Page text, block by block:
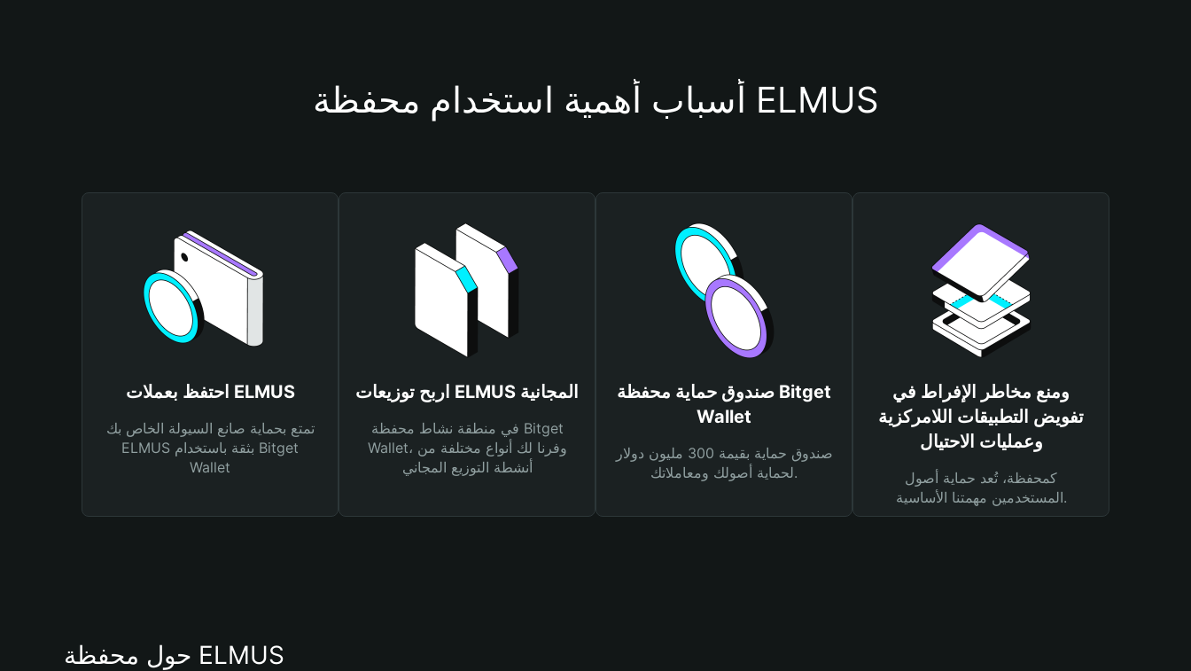
أسباب أهمية استخدام محفظة ELMUS
احتفظ بعملات ELMUS
تمتع بحماية صانع السيولة الخاص بك
ELMUS بثقة باستخدام Bitget
Wallet
اربح توزيعات ELMUS المجانية
في منطقة نشاط محفظة Bitget
Wallet، وفرنا لك أنواع مختلفة من
أنشطة التوزيع المجاني
صندوق حماية محفظة Bitget
Wallet
صندوق حماية بقيمة 300 مليون دولار
لحماية أصولك ومعاملاتك.
ومنع مخاطر الإفراط في
تفويض التطبيقات اللامركزية
وعمليات الاحتيال
كمحفظة، تُعد حماية أصول
المستخدمين مهمتنا الأساسية.
حول محفظة ELMUS